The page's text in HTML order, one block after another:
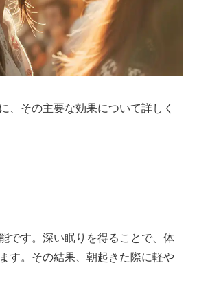
、その主要な効果について詳しく
です。深い眠りを得ることで、体
す。その結果、朝起きた際に軽や